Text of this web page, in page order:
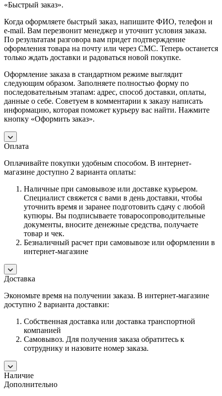
«Быстрый заказ».
Когда оформляете быстрый заказ, напишите ФИО, телефон и
e-mail. Вам перезвонит менеджер и уточнит условия заказа.
По результатам разговора вам придет подтверждение
оформления товара на почту или через СМС. Теперь останется
только ждать доставки и радоваться новой покупке.
Оформление заказа в стандартном режиме выглядит
следующим образом. Заполняете полностью форму по
последовательным этапам: адрес, способ доставки, оплаты,
данные о себе. Советуем в комментарии к заказу написать
информацию, которая поможет курьеру вас найти. Нажмите
кнопку «Оформить заказ».
Оплата
Оплачивайте покупки удобным способом. В интернет-
магазине доступно 2 варианта оплаты:
Наличные при самовывозе или доставке курьером.
Специалист свяжется с вами в день доставки, чтобы
уточнить время и заранее подготовить сдачу с любой
купюры. Вы подписываете товаросопроводительные
документы, вносите денежные средства, получаете
товар и чек.
Безналичный расчет при самовывозе или оформлении в
интернет-магазине
Доставка
Экономьте время на получении заказа. В интернет-магазине
доступно 2 варианта доставки:
Собственная доставка или доставка транспортной
компанией
Самовывоз. Для получения заказа обратитесь к
сотруднику и назовите номер заказа.
Наличие
Дополнительно